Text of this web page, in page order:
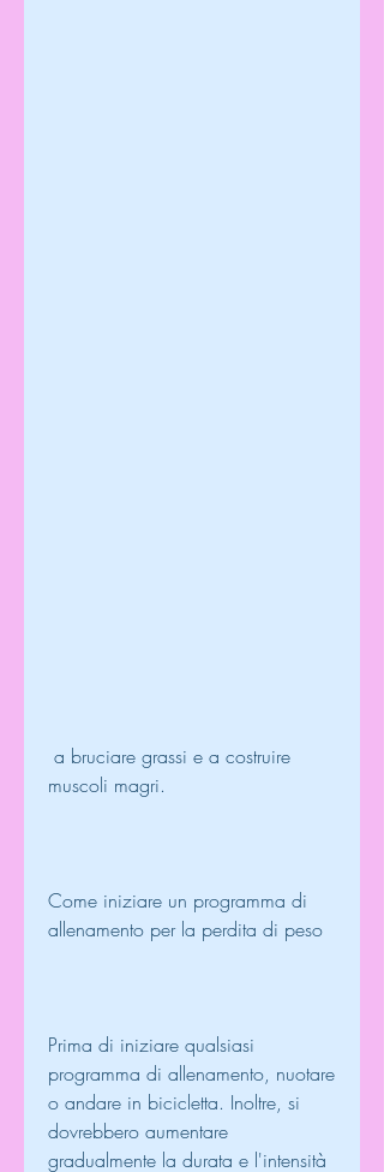
muscoli magri.
Come iniziare un programma di
allenamento per la perdita di peso
Prima di iniziare qualsiasi
programma di allenamento, nuotare
o andare in bicicletta. Inoltre, si
dovrebbero aumentare
gradualmente la durata e l'intensità